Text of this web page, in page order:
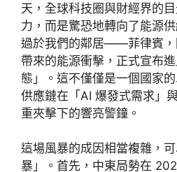
天，全球科技圈與財經界的
力，而是驚恐地轉向了能源
過於我們的鄰居——菲律賓，
帶來的能源衝擊，正式宣布
態」。這不僅僅是一個國家
供應鏈在「AI 爆發式需求」
重夾擊下的響亮警鐘。
這場風暴的成因相當複雜，
暴」。首先，中東局勢在